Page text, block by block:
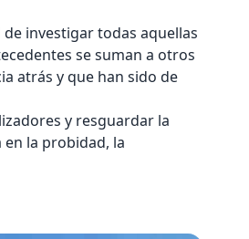
investigar todas aquellas
se suman a otros
atrás y que han sido de
y resguardar la
la probidad, la